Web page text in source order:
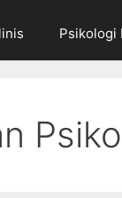
Psikologi